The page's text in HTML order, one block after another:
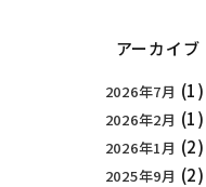
アーカイブ
2026年7月 (1)
2026年2月 (1)
2026年1月 (2)
2025年9月 (2)